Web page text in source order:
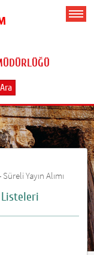
Ara
Yayın Alımı
Listeleri